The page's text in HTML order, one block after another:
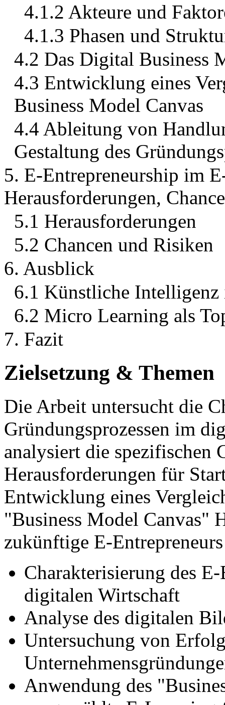
4.1.2 Akteure und
4.1.3 Phasen und
4.2 Das Digital Business
4.3 Entwicklung eines
Business Model Canvas
4.4 Ableitung von
Gestaltung des
5. E-Entrepreneurship im
Herausforderungen,
5.1 Herausforderungen
5.2 Chancen und Risiken
6. Ausblick
6.1 Künstliche
6.2 Micro Learning als
7. Fazit
Zielsetzung & Themen
Die Arbeit untersucht die
Gründungsprozessen im
analysiert die spezifischen
Herausforderungen für
Entwicklung eines
"Business Model Canvas"
zukünftige E-
Charakterisierung des
digitalen Wirtschaft
Analyse des digitalen
Untersuchung von
Anwendung des